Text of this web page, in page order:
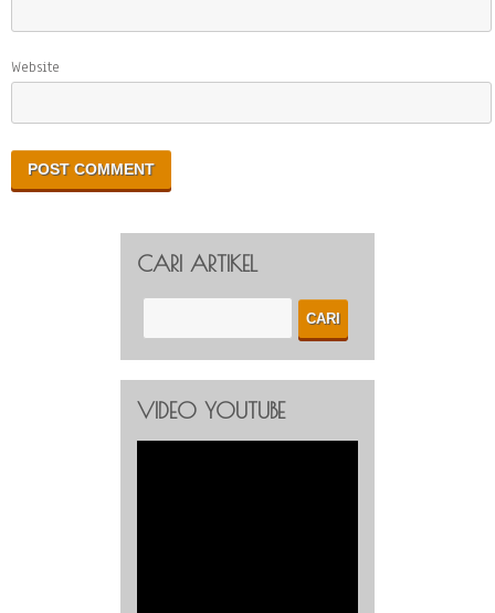
Website
CARI ARTIKEL
VIDEO YOUTUBE